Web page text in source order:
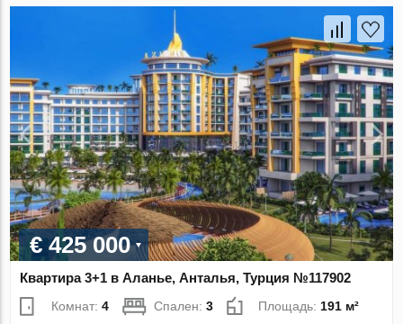
€ 425 000
Квартира 3+1 в Аланье, Анталья, Турция №117902
Комнат:4 Спален:3 Площадь:191 м²